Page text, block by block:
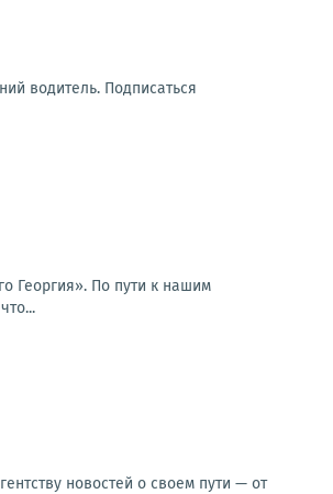
водитель. Подписаться
Георгия». По пути к нашим
новостей о своем пути — от